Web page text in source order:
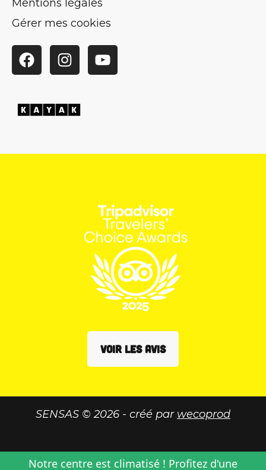
Mentions légales
Gérer mes cookies
FacebookInstagramYouTube
VOIR LES AVIS
SENSAS © 2026 - créé par wecoprod
Notre centre est climatisé ! Profitez d'une